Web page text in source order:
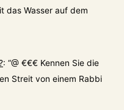
das Wasser auf dem
: “@ €€€ Kennen Sie die
Streit von einem Rabbi